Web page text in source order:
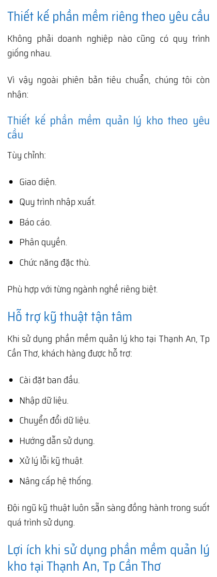
Thiết kế phần mềm riêng theo yêu cầu
Không phải doanh nghiệp nào cũng có quy trình
giống nhau.
Vì vậy ngoài phiên bản tiêu chuẩn, chúng tôi còn
nhận:
Thiết kế phần mềm quản lý kho theo yêu
cầu
Tùy chỉnh:
Giao diện.
Quy trình nhập xuất.
Báo cáo.
Phân quyền.
Chức năng đặc thù.
Phù hợp với từng ngành nghề riêng biệt.
Hỗ trợ kỹ thuật tận tâm
Khi sử dụng phần mềm quản lý kho tại Thạnh An, Tp
Cần Thơ, khách hàng được hỗ trợ:
Cài đặt ban đầu.
Nhập dữ liệu.
Chuyển đổi dữ liệu.
Hướng dẫn sử dụng.
Xử lý lỗi kỹ thuật.
Nâng cấp hệ thống.
Đội ngũ kỹ thuật luôn sẵn sàng đồng hành trong suốt
quá trình sử dụng.
Lợi ích khi sử dụng phần mềm quản lý
kho tại Thạnh An, Tp Cần Thơ